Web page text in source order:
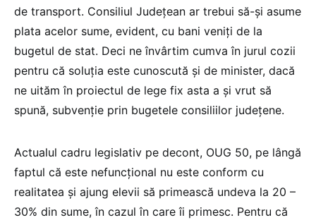
de transport. Consiliul Județean ar trebui să-și asume
plata acelor sume, evident, cu bani veniți de la
bugetul de stat. Deci ne învârtim cumva în jurul cozii
pentru că soluția este cunoscută și de minister, dacă
ne uităm în proiectul de lege fix asta a și vrut să
spună, subvenție prin bugetele consiliilor județene.
Actualul cadru legislativ pe decont, OUG 50, pe lângă
faptul că este nefuncțional nu este conform cu
realitatea și ajung elevii să primească undeva la 20 –
30% din sume, în cazul în care îi primesc. Pentru că